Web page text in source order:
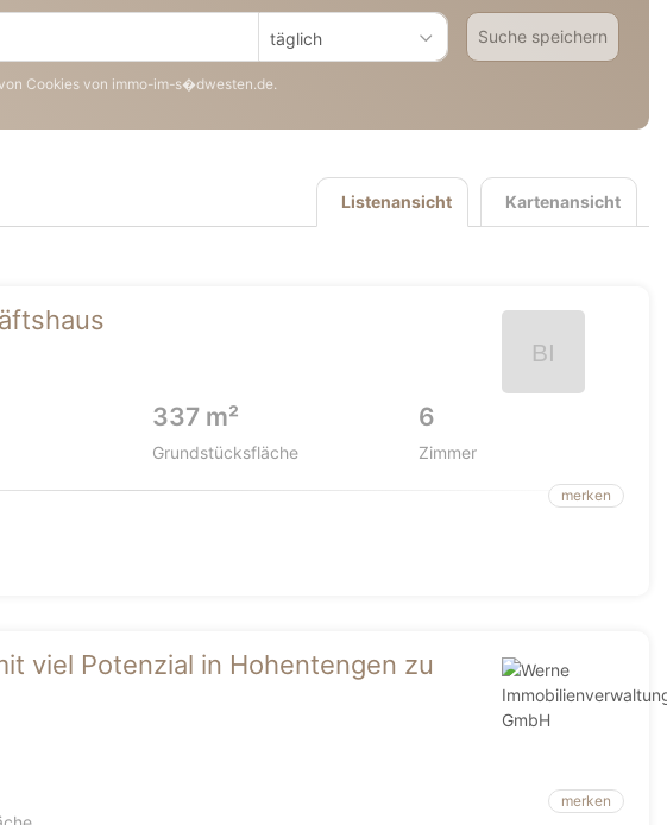
täglich Suche speichern
Cookies von immo-im-s�dwesten.de.
Kartenansicht
Listenansicht
337 m²
Grundstücksfläche
6
Zimmer
merken
viel Potenzial in Hohentengen zu
merken